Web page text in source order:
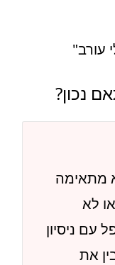
עורב"
נכון?
מתאימה
לא
עם ניסיון
את